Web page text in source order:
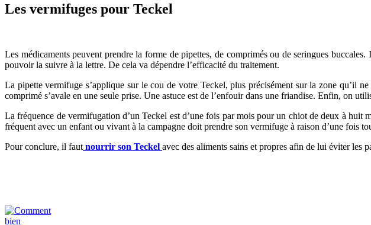
Les vermifuges pour Teckel
Les médicaments peuvent prendre la forme de pipettes, de comprimés ou de seringues
pouvoir la suivre à la lettre. De cela va dépendre l’efficacité du traitement.
La pipette vermifuge s’applique sur le cou de votre Teckel, plus précisément sur la zone qu’il
comprimé s’avale en une seule prise. Une astuce est de l’enfouir dans une friandise. Enfin, on
La fréquence de vermifugation d’un Teckel est d’une fois par mois pour un chiot de deux à
fréquent avec un enfant ou vivant à la campagne doit prendre son vermifuge à raison d’une fois
Pour conclure, il faut nourrir son Teckel avec des aliments sains et propres afin de lui éviter les